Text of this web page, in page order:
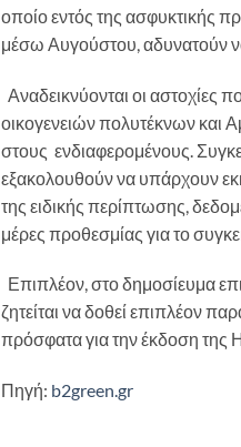
οποίο εντός της ασφυκτικής
μέσω Αυγούστου, αδυνατούν
Αναδεικνύονται οι αστοχίες
οικογενειών πολυτέκνων και
στους ενδιαφερομένους.
εξακολουθούν να υπάρχουν
της ειδικής περίπτωσης,
μέρες προθεσμίας για το
Επιπλέον, στο δημοσίευμα
ζητείται να δοθεί επιπλέον
πρόσφατα για την έκδοση
Πηγή: b2green.gr